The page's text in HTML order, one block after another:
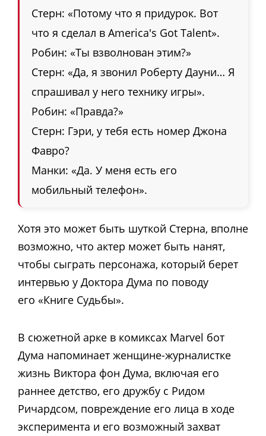
Стерн: «Потому что я придурок. Вот
что я сделал в America's Got Talent».
Робин: «Ты взволнован этим?»
Стерн: «Да, я звонил Роберту Дауни… Я
спрашивал у него технику игры».
Робин: «Правда?»
Стерн: Гэри, у тебя есть номер Джона
Фавро?
Манки: «Да. У меня есть его
мобильный телефон».
Хотя это может быть шуткой Стерна, вполне
возможно, что актер может быть нанят,
чтобы сыграть персонажа, который берет
интервью у Доктора Дума по поводу
его «Книге Судьбы».
В сюжетной арке в комиксах Marvel бот
Дума напоминает женщине-журналистке
жизнь Виктора фон Дума, включая его
раннее детство, его дружбу с Ридом
Ричардсом, повреждение его лица в ходе
эксперимента и его возможный захват